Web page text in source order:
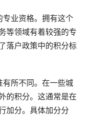
专业资格。拥有这个
等领域有着较强的专
落户政策中的积分标
所不同。在一些城
的积分。这通常是在
加分。具体加分分